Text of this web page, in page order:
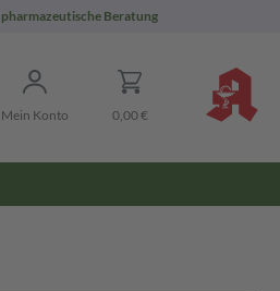
pharmazeutische Beratung
Mein Konto 0,00 €